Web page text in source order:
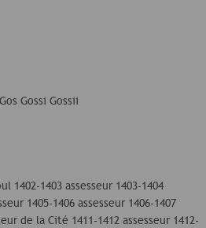
Gossi Gossii
1402-1403 assesseur 1403-1404
1405-1406 assesseur 1406-1407
de la Cité 1411-1412 assesseur 1412-